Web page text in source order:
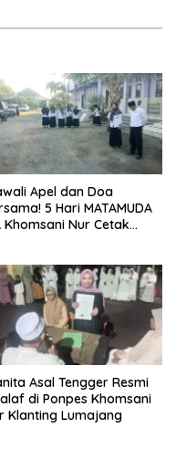
Apel dan Doa
5 Hari MATAMUDA
Khomsani Nur Cetak
Asal Tengger Resmi
di Ponpes Khomsani
Klanting Lumajang